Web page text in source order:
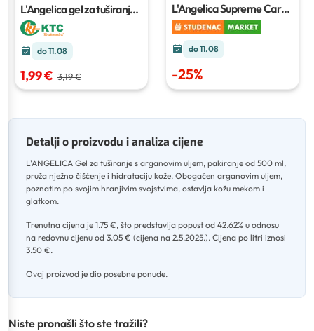
L'Angelica gel za tuširanje
500 ml
do 11.08
1,99 € 3,19 €
L'Angelica Supreme Care
Bath & Shower Gel
do 11.08
-25%
Detalji o proizvodu i analiza cijene
L'ANGELICA Gel za tuširanje s arganovim uljem, pakiranje od 500 ml,
pruža nježno čišćenje i hidrataciju kože. Obogaćen arganovim uljem,
poznatim po svojim hranjivim svojstvima, ostavlja kožu mekom i
glatkom.
Trenutna cijena je 1.75 €, što predstavlja popust od 42.62% u odnosu
na redovnu cijenu od 3.05 € (cijena na 2.5.2025.). Cijena po litri iznosi
3.50 €.
Ovaj proizvod je dio posebne ponude.
Niste pronašli što ste tražili?